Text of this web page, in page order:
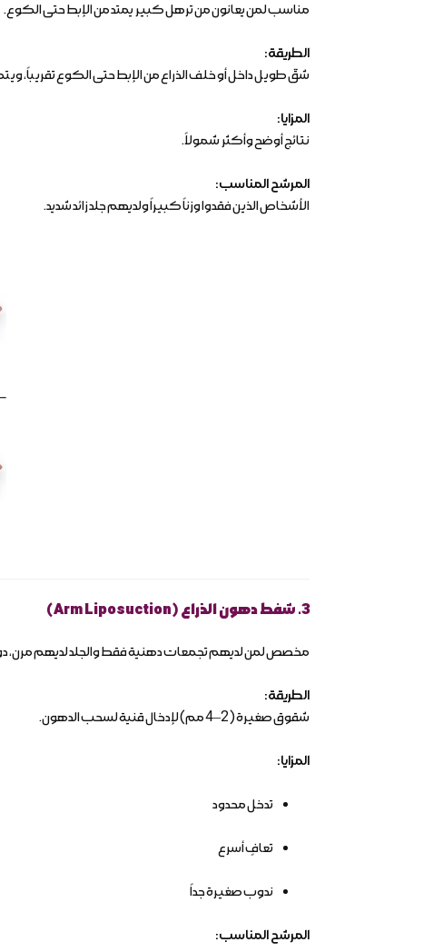
مناسب لمن يعانون من ترهل كبير يمتد من الإبط حتى الكوع.
الطريقة:
شقّ طويل داخل أو خلف الذراع من الإبط حتى الكوع تقريباً،
المزايا:
نتائج أوضح وأكثر شمولاً.
المرشح المناسب:
الأشخاص الذين فقدوا وزناً كبيراً ولديهم جلد زائد شديد.
3. شفط دهون الذراع (Arm Liposuction)
مخصص لمن لديهم تجمعات دهنية فقط والجلد لديهم مرن،
الطريقة:
شقوق صغيرة (2–4 مم) لإدخال قنية لسحب الدهون.
المزايا:
تدخل محدود
تعافٍ أسرع
ندوب صغيرة جداً
المرشح المناسب: